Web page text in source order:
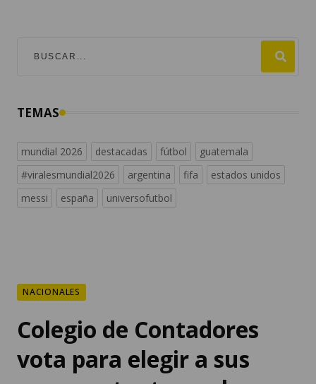
TEMAS
mundial 2026 destacadas fútbol
guatemala
#viralesmundial2026
argentina fifa
estados unidos
messi
españa universofutbol
NACIONALES
Colegio de Contadores
vota para elegir a sus